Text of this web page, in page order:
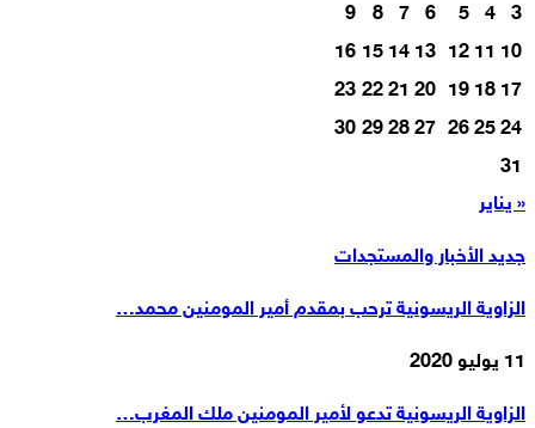
3
4
5
6
7
8
9
10
11
12
13
14
15
16
17
18
19
20
21
22
23
24
25
26
27
28
29
30
31
« يناير
جديد الأخبار والمستجدات
الزاوية الريسونية ترحب بمقدم أمير المومنين محمد…
11 يوليو 2020
الزاوية الريسونية تدعو لأمير المومنين ملك المغرب…